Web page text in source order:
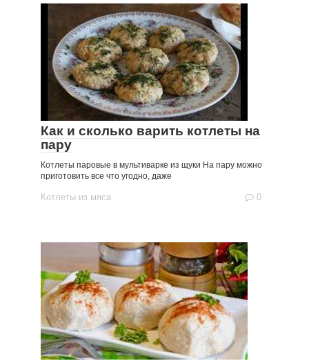
Как и сколько варить котлеты на
пару
Котлеты паровые в мультиварке из щуки На пару можно
приготовить все что угодно, даже
Котлеты из мяса 0